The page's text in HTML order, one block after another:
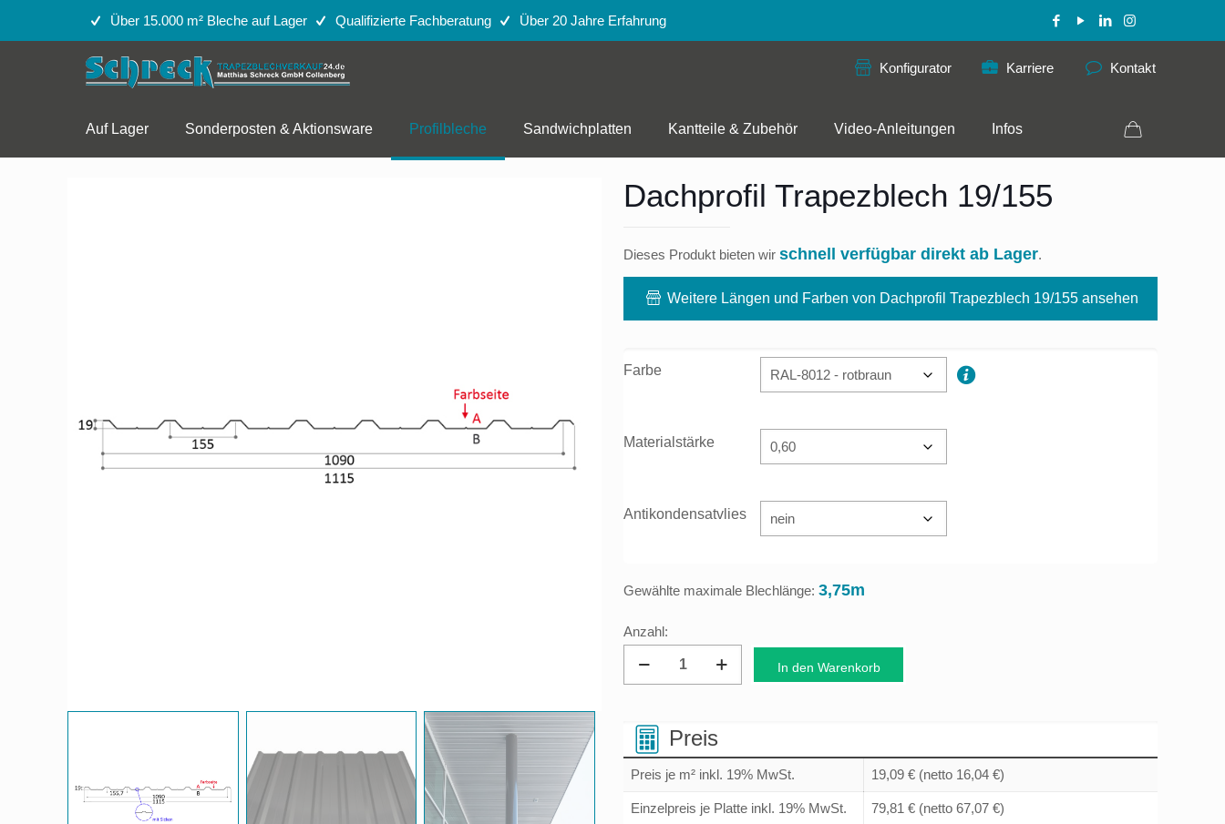
Über 15.000 m² Bleche auf Lager Qualifizierte Fachberatung Über 20 Jahre Erfahrung
Auf Lager Sonderposten & Aktionsware Profilbleche Sandwichplatten Kantteile & Zubehör Video-Anleitungen Infos
Konfigurator Karriere Kontakt
Dachprofil Trapezblech 19/155
Dieses Produkt bieten wir schnell verfügbar direkt ab Lager.
Weitere Längen und Farben von Dachprofil Trapezblech 19/155 ansehen
Farbe
Materialstärke
Antikondensatvlies
Preis
Preis je m² inkl. 19% MwSt. 19,09 € (netto 16,04 €)
Einzelpreis je Platte inkl. 19% MwSt. 79,81 € (netto 67,07 €)
Dachprofil
Trapezblech
Menge
In den Warenkorb
Gewählte maximale Blechlänge: 3,75m